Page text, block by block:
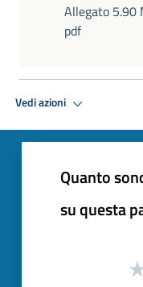
Allegato 5.90
pdf
Vedi azioni
Quanto
su questa